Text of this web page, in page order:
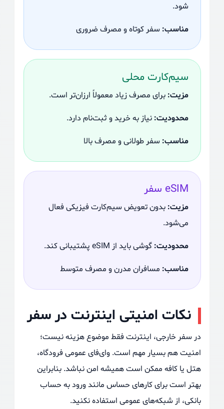
شود.
مناسب: سفر کوتاه و مصرف ضروری
سیم‌کارت محلی
مزیت: برای مصرف زیاد معمولاً ارزان‌تر است.
محدودیت: نیاز به خرید و ثبت‌نام دارد.
مناسب: سفر طولانی و مصرف بالا
eSIM سفر
مزیت: بدون تعویض سیم‌کارت فیزیکی فعال
می‌شود.
محدودیت: گوشی باید از eSIM پشتیبانی کند.
مناسب: مسافران مدرن و مصرف متوسط
نکات امنیتی اینترنت در سفر
در سفر خارجی، اینترنت فقط موضوع هزینه نیست؛
امنیت هم بسیار مهم است. وای‌فای عمومی فرودگاه،
هتل یا کافه ممکن است همیشه امن نباشد. بنابراین
بهتر است برای کارهای حساس مانند ورود به حساب
بانکی، از شبکه‌های عمومی استفاده نکنید.